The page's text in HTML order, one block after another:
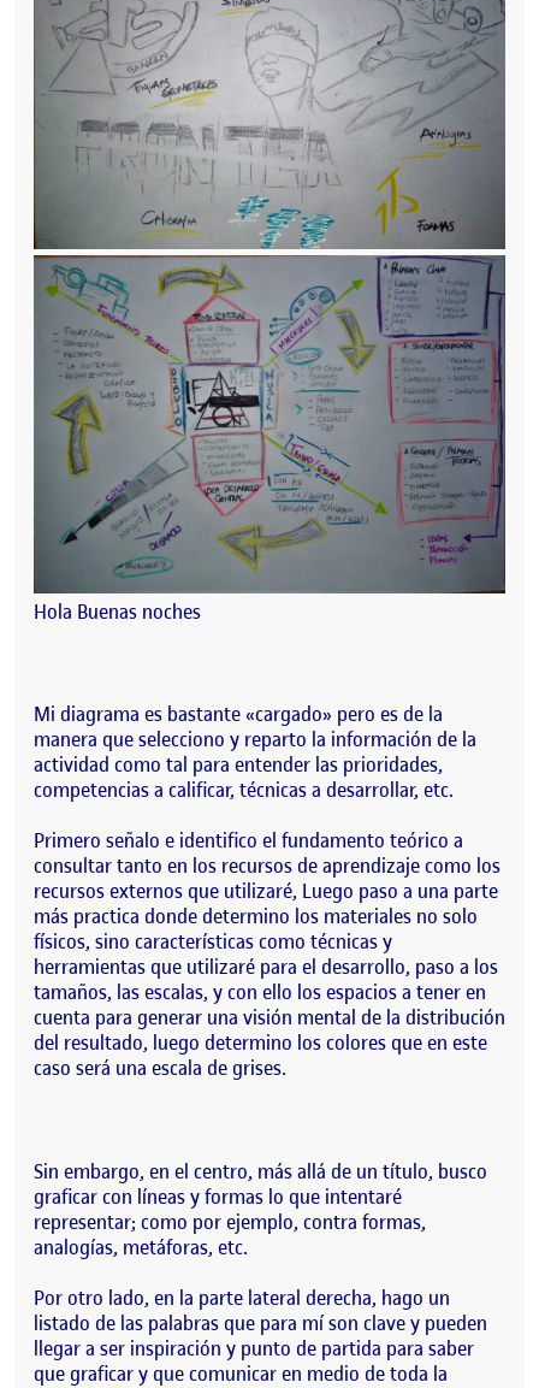
Hola Buenas noches
Mi diagrama es bastante «cargado» pero es de la
manera que selecciono y reparto la información de la
actividad como tal para entender las prioridades,
competencias a calificar, técnicas a desarrollar, etc.
Primero señalo e identifico el fundamento teórico a
consultar tanto en los recursos de aprendizaje como los
recursos externos que utilizaré, Luego paso a una parte
más practica donde determino los materiales no solo
físicos, sino características como técnicas y
herramientas que utilizaré para el desarrollo, paso a los
tamaños, las escalas, y con ello los espacios a tener en
cuenta para generar una visión mental de la distribución
del resultado, luego determino los colores que en este
caso será una escala de grises.
Sin embargo, en el centro, más allá de un título, busco
graficar con líneas y formas lo que intentaré
representar; como por ejemplo, contra formas,
analogías, metáforas, etc.
Por otro lado, en la parte lateral derecha, hago un
listado de las palabras que para mí son clave y pueden
llegar a ser inspiración y punto de partida para saber
que graficar y que comunicar en medio de toda la